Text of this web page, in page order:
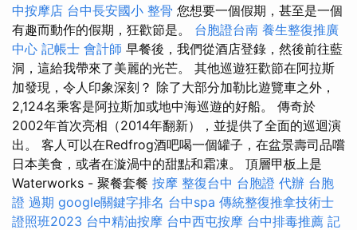
中按摩店 台中長安國小 整骨 您想要一個假期，甚至是一個
有趣而動作的假期，狂歡節是。 台胞證台南 養生整復推廣
中心 記帳士 會計師 早餐後，我們從酒店登錄，然後前往藍
洞，這給我帶來了美麗的光芒。 其他巡遊狂歡節在阿拉斯
加發現，令人印象深刻？ 除了大部分加勒比遊覽車之外，
2,124名乘客是阿拉斯加或地中海巡遊的好船。 傳奇於
2002年首次亮相（2014年翻新），並提供了全面的巡迴演
出。 客人可以在Redfrog酒吧喝一個罐子，在盆景壽司品嚐
日本美食，或者在漩渦中的甜點和霜凍。 頂層甲板上是
Waterworks - 聚餐套餐 按摩 整復台中 台胞證 代辦 台胞
證 過期 google關鍵字排名 台中spa 傳統整復推拿技術士
證照班2023 台中精油按摩 台中西屯按摩 台中排毒推薦 記